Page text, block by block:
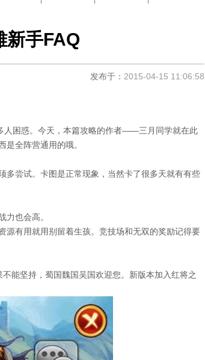
新手FAQ
发布于： 2015-04-15 11:06:58
人困惑。今天，本篇攻略的作者——三月同学就在此
全阵营通用的哦。
多尝试。卡图是正常现象，当然卡了很多天就有有些
力也会高。
源有用就用别留着生孩。竞技场和无双的奖励记得要
能坚持，蜀国魏国吴国欢迎您。新版本加入红将之